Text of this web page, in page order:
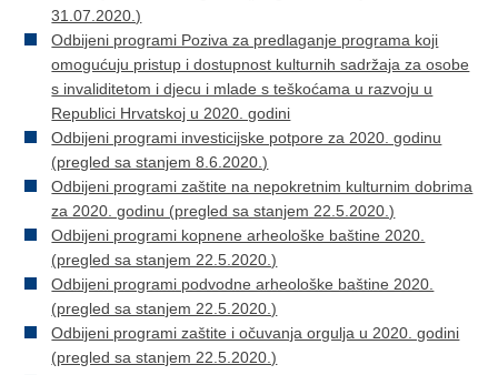
31.07.2020.)
Odbijeni programi Poziva za predlaganje programa koji
omogućuju pristup i dostupnost kulturnih sadržaja za osobe
s invaliditetom i djecu i mlade s teškoćama u razvoju u
Republici Hrvatskoj u 2020. godini
Odbijeni programi investicijske potpore za 2020. godinu
(pregled sa stanjem 8.6.2020.)
Odbijeni programi zaštite na nepokretnim kulturnim dobrima
za 2020. godinu (pregled sa stanjem 22.5.2020.)
Odbijeni programi kopnene arheološke baštine 2020.
(pregled sa stanjem 22.5.2020.)
Odbijeni programi podvodne arheološke baštine 2020.
(pregled sa stanjem 22.5.2020.)
Odbijeni programi zaštite i očuvanja orgulja u 2020. godini
(pregled sa stanjem 22.5.2020.)